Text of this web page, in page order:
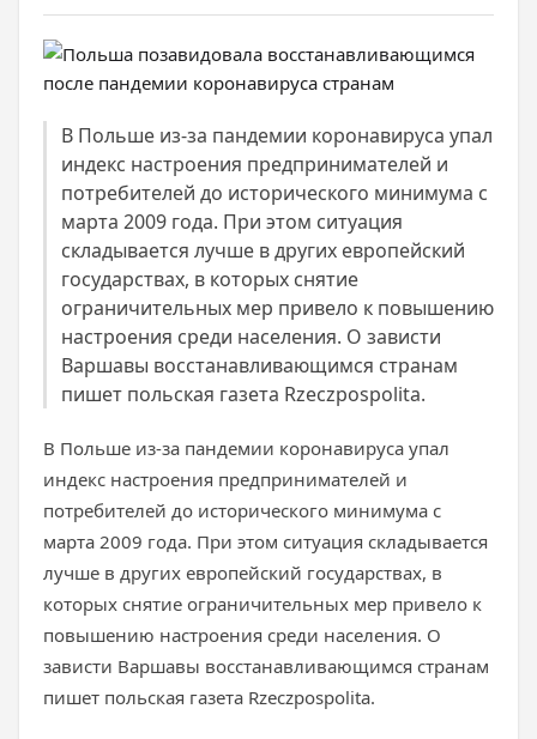
В Польше из-за пандемии коронавируса упал
индекс настроения предпринимателей и
потребителей до исторического минимума с
марта 2009 года. При этом ситуация
складывается лучше в других европейский
государствах, в которых снятие
ограничительных мер привело к повышению
настроения среди населения. О зависти
Варшавы восстанавливающимся странам
пишет польская газета Rzeczpospolita.
В Польше из-за пандемии коронавируса упал
индекс настроения предпринимателей и
потребителей до исторического минимума с
марта 2009 года. При этом ситуация складывается
лучше в других европейский государствах, в
которых снятие ограничительных мер привело к
повышению настроения среди населения. О
зависти Варшавы восстанавливающимся странам
пишет польская газета Rzeczpospolita.